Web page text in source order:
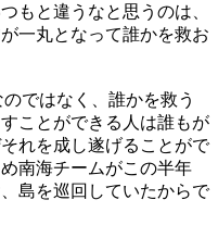
もと違うなと思うのは、
一丸となって誰かを救お
ではなく、誰かを救う
ことができる人は誰もが
れを成し遂げることがで
南海チームがこの半年
島を巡回していたからで